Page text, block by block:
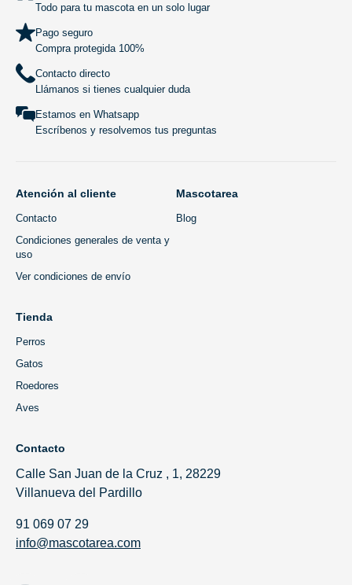
Todo para tu mascota en un solo lugar
Pago seguro
Compra protegida 100%
Contacto directo
Llámanos si tienes cualquier duda
Estamos en Whatsapp
Escríbenos y resolvemos tus preguntas
Atención al cliente
Contacto
Condiciones generales de venta y
uso
Ver condiciones de envío
Mascotarea
Blog
Tienda
Perros
Gatos
Roedores
Aves
Contacto
Calle San Juan de la Cruz , 1, 28229
Villanueva del Pardillo
91 069 07 29
info@mascotarea.com